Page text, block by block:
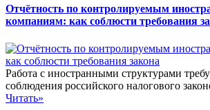
Отчётность по контролируемым
компаниям: как соблюсти требования
Работа с иностранными структурами
соблюдения российского налогового
Читать»